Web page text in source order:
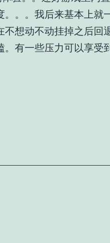
。。。我后来基本上就
想动不动挂掉之后回
有一些压力可以享受